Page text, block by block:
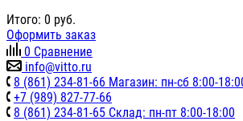
Итого: 0 руб.
Оформить заказ
0 Сравнение
info@vitto.ru
8 (861) 234-81-66 Магазин: пн-сб 8:00-
+7 (989) 827-77-66
8 (861) 234-81-65 Склад: пн-пт 8:00-18:00